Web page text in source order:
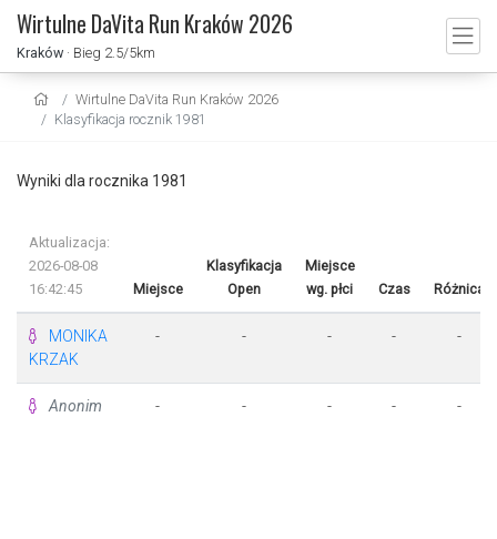
Wirtulne DaVita Run Kraków 2026
Kraków · Bieg 2.5/5km
Wirtulne DaVita Run Kraków 2026
Klasyfikacja rocznik 1981
Wyniki dla rocznika 1981
Aktualizacja:
2026-08-08
16:42:45
Miejsce
Klasyfikacja
Open
Miejsce
wg. płci
Czas Różnica
MONIKA
KRZAK
- - - - -
Anonim - - - - -